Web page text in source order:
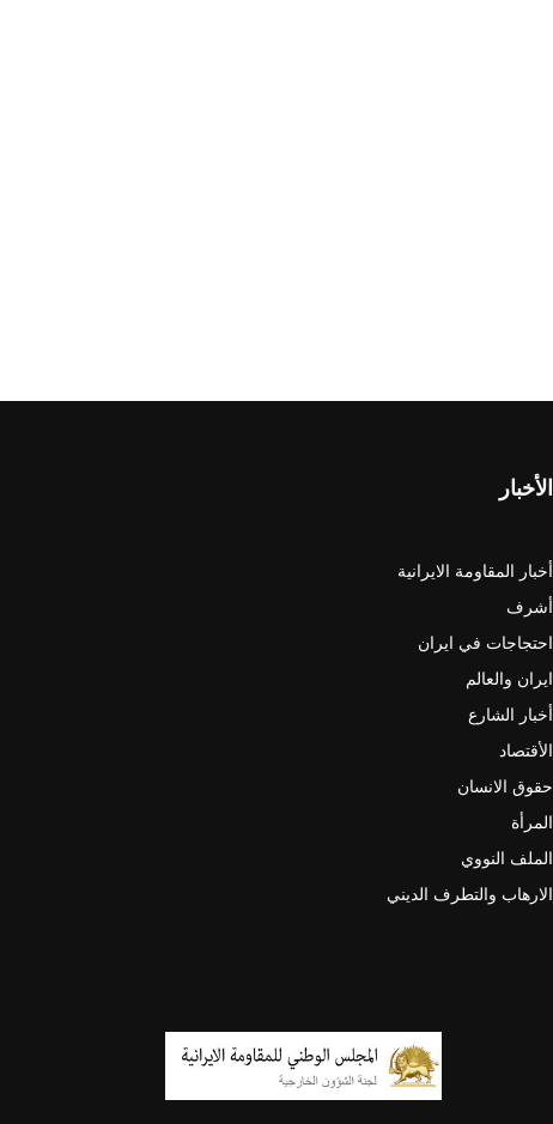
الأخبار
أخبار المقاومة الايرانية
أشرف
احتجاجات في ايران
ايران والعالم
أخبار الشارع
الأقتصاد
حقوق الانسان
المرأة
الملف النووي
الارهاب والتطرف الديني